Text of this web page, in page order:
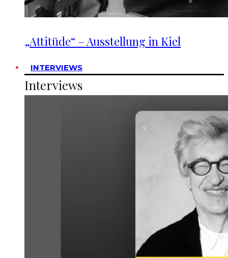
„Attitüde“ – Ausstellung in Kiel
INTERVIEWS
Interviews